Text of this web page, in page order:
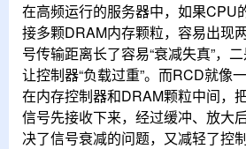
在高频运行的服务器中，如果CPU
接多颗DRAM内存颗粒，容易出现
号传输距离长了容易“衰减失真”，
让控制器“负载过重”。而RCD就像
在内存控制器和DRAM颗粒中间，
信号先接收下来，经过缓冲、放大
决了信号衰减的问题，又减轻了控